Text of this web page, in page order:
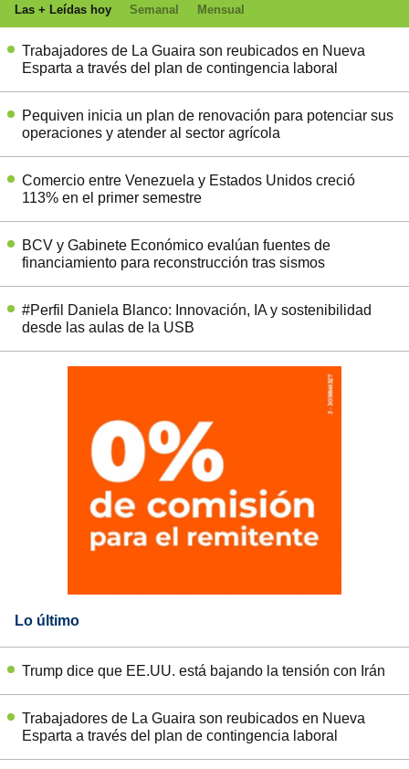
Las + Leídas hoy Semanal Mensual
Trabajadores de La Guaira son reubicados en Nueva
Esparta a través del plan de contingencia laboral
Pequiven inicia un plan de renovación para potenciar sus
operaciones y atender al sector agrícola
Comercio entre Venezuela y Estados Unidos creció
113% en el primer semestre
BCV y Gabinete Económico evalúan fuentes de
financiamiento para reconstrucción tras sismos
#Perfil Daniela Blanco: Innovación, IA y sostenibilidad
desde las aulas de la USB
Lo último
Trump dice que EE.UU. está bajando la tensión con Irán
Trabajadores de La Guaira son reubicados en Nueva
Esparta a través del plan de contingencia laboral